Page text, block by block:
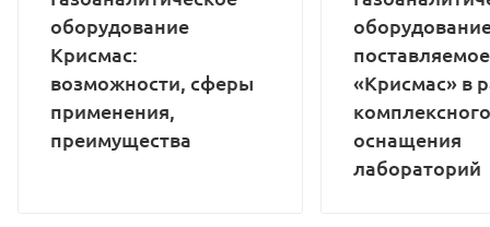
оборудование
Крисмас:
возможности, сферы
применения,
преимущества
«Крисмас» в
комплексного
оснащения
лабораторий